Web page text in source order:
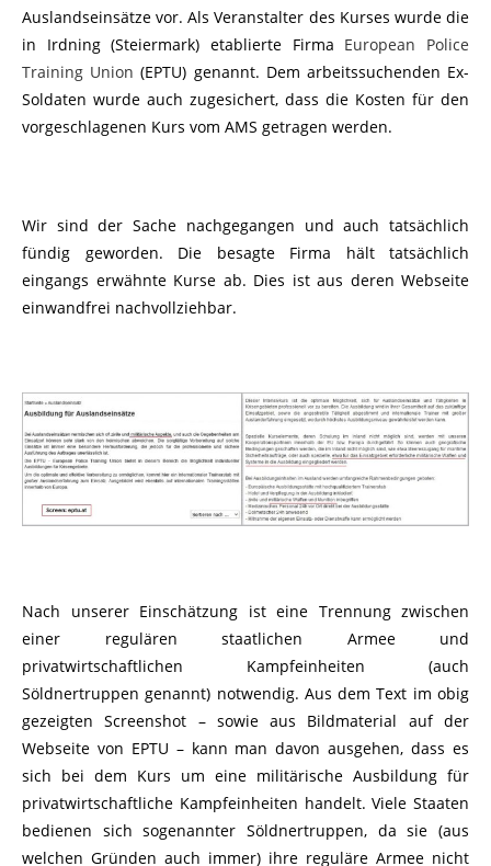
Auslandseinsätze vor. Als Veranstalter des Kurses wurde die
in Irdning (Steiermark) etablierte Firma European Police
Training Union (EPTU) genannt. Dem arbeitssuchenden Ex-
Soldaten wurde auch zugesichert, dass die Kosten für den
vorgeschlagenen Kurs vom AMS getragen werden.
Wir sind der Sache nachgegangen und auch tatsächlich
fündig geworden. Die besagte Firma hält tatsächlich
eingangs erwähnte Kurse ab. Dies ist aus deren Webseite
einwandfrei nachvollziehbar.
Nach unserer Einschätzung ist eine Trennung zwischen
einer regulären staatlichen Armee und
privatwirtschaftlichen Kampfeinheiten (auch
Söldnertruppen genannt) notwendig. Aus dem Text im obig
gezeigten Screenshot – sowie aus Bildmaterial auf der
Webseite von EPTU – kann man davon ausgehen, dass es
sich bei dem Kurs um eine militärische Ausbildung für
privatwirtschaftliche Kampfeinheiten handelt. Viele Staaten
bedienen sich sogenannter Söldnertruppen, da sie (aus
welchen Gründen auch immer) ihre reguläre Armee nicht